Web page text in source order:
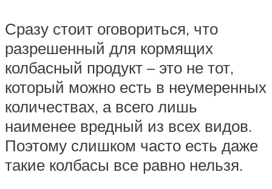
Сразу стоит оговориться, что
разрешенный для кормящих
колбасный продукт – это не тот,
который можно есть в неумеренных
количествах, а всего лишь
наименее вредный из всех видов.
Поэтому слишком часто есть даже
такие колбасы все равно нельзя.